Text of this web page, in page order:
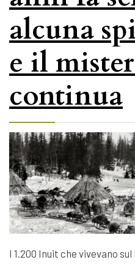
alcuna
e il
continua
I 1.200 Inuit che vivevano